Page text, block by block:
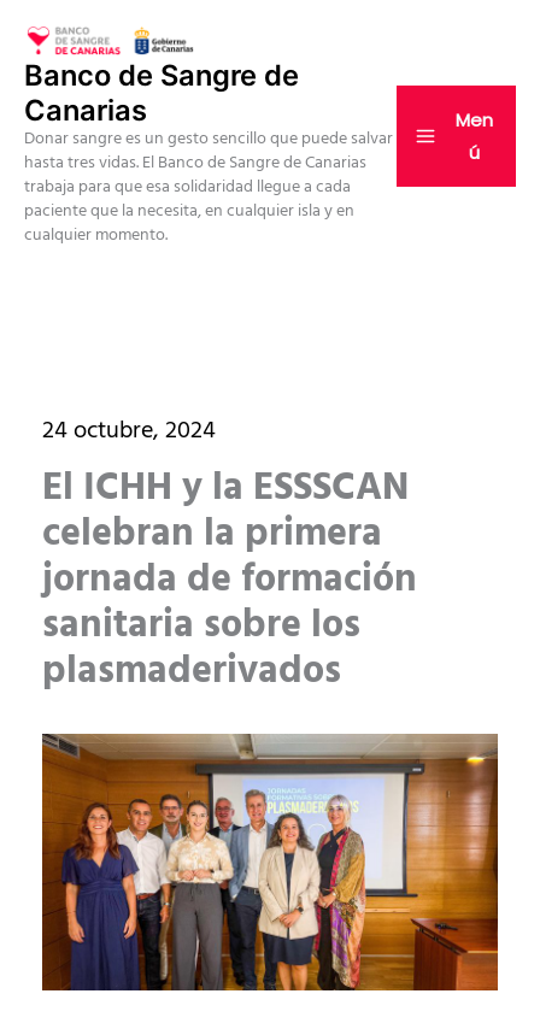
contenido
Banco de Sangre de
Canarias
Donar sangre es un gesto sencillo que puede salvar
hasta tres vidas. El Banco de Sangre de Canarias
trabaja para que esa solidaridad llegue a cada
paciente que la necesita, en cualquier isla y en
cualquier momento.
Men
ú
24 octubre, 2024
El ICHH y la ESSSCAN
celebran la primera
jornada de formación
sanitaria sobre los
plasmaderivados